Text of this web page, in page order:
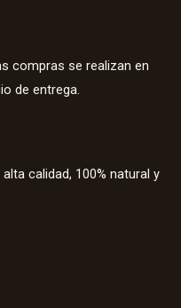
compras se realizan en
de entrega.
calidad, 100% natural y